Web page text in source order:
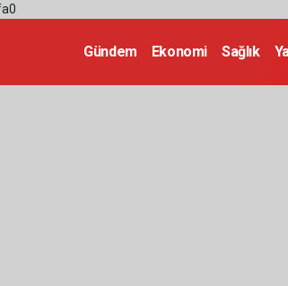
Gündem Ekonomi Sağlık